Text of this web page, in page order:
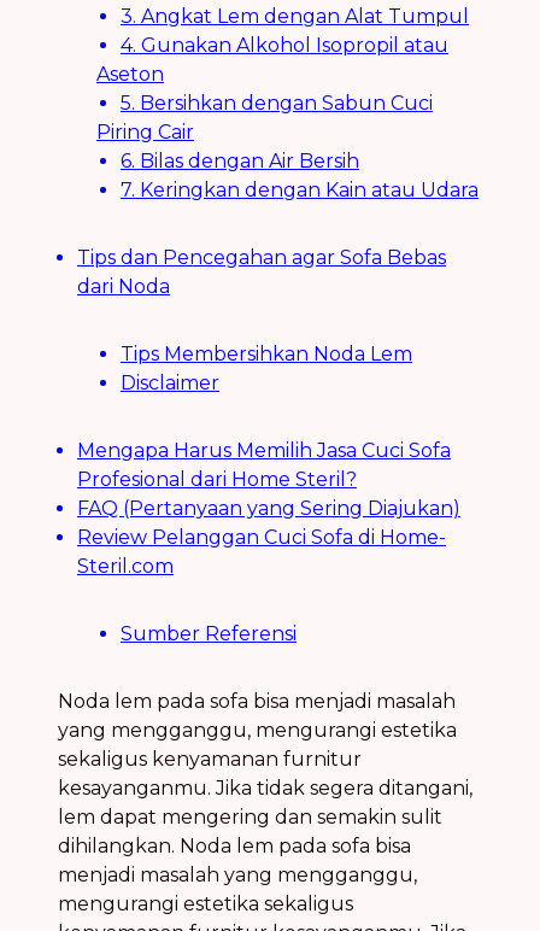
3. Angkat Lem dengan Alat Tumpul
4. Gunakan Alkohol Isopropil atau
Aseton
5. Bersihkan dengan Sabun Cuci
Piring Cair
6. Bilas dengan Air Bersih
7. Keringkan dengan Kain atau Udara
Tips dan Pencegahan agar Sofa Bebas
dari Noda
Tips Membersihkan Noda Lem
Disclaimer
Mengapa Harus Memilih Jasa Cuci Sofa
Profesional dari Home Steril?
FAQ (Pertanyaan yang Sering Diajukan)
Review Pelanggan Cuci Sofa di Home-
Steril.com
Sumber Referensi
Noda lem pada sofa bisa menjadi masalah
yang mengganggu, mengurangi estetika
sekaligus kenyamanan furnitur
kesayanganmu. Jika tidak segera ditangani,
lem dapat mengering dan semakin sulit
dihilangkan. Noda lem pada sofa bisa
menjadi masalah yang mengganggu,
mengurangi estetika sekaligus